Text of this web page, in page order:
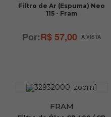
Filtro de Ar (Espuma) Neo
115 - Fram
R$ 57,00
FRAM